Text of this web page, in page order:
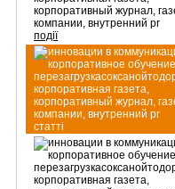
події
статті